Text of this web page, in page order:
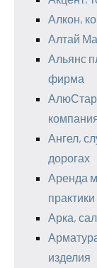
Алкон,
Алтай
Альянс
фирма
Ангел,
дорогах
Аренда
Арка,
изделия